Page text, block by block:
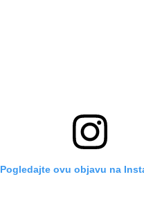
Pogledajte ovu objavu na